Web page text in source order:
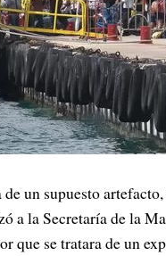
de un supuesto
a la Secretaría de la
que se tratara de un